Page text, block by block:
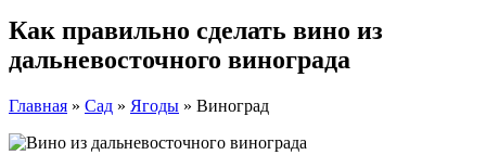
Как правильно сделать вино из
дальневосточного винограда
Главная » Сад » Ягоды » Виноград